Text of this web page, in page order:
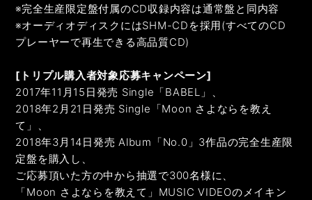
※完全生産限定盤付属のCD収録内容は通常盤と同内容
※オーディオディスクにはSHM-CDを採用(すべてのCD
プレーヤーで再生できる高品質CD)
[トリプル購入者対象応募キャンペーン]
2017年11月15日発売 Single「BABEL」、
2018年2月21日発売 Single「Moon さよならを教え
て」、
2018年3月14日発売 Album「No.0」3作品の完全生産限
定盤を購入し、
ご応募頂いた方の中から抽選で300名様に、
「Moon さよならを教えて」MUSIC VIDEOのメイキン